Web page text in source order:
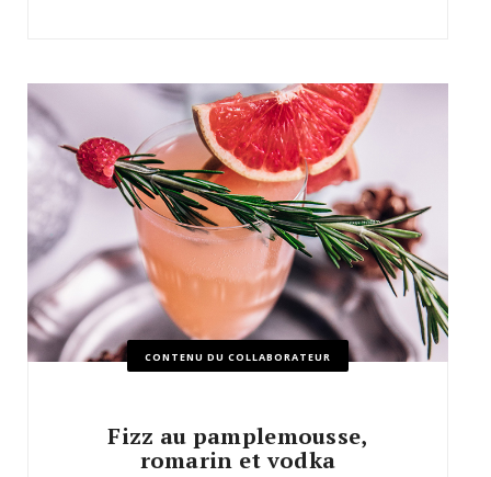
CONTENU DU COLLABORATEUR
Fizz au pamplemousse,
romarin et vodka